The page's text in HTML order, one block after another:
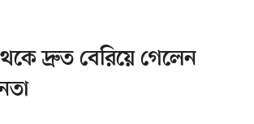
দ্রুত বেরিয়ে গেলেন